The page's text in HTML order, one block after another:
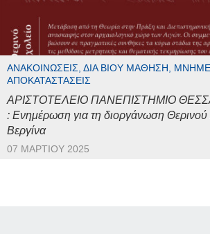
ΑΝΑΚΟΙΝΏΣΕΙΣ, ΔΙΆ ΒΊΟΥ ΜΆΘΗΣΗ,
ΑΠΟΚΑΤΑΣΤΆΣΕΙΣ
ΑΡΙΣΤΟΤΕΛΕΙΟ ΠΑΝΕΠΙΣΤΗΜΙΟ
: Ενημέρωση για τη διοργάνωση Θερινού
Βεργίνα
07 ΜΑΡΤΊΟΥ 2025